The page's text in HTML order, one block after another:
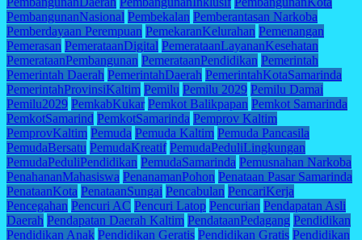
PembangunanNasional Pembekalan Pemberantasan Narkoba
Pemberdayaan Perempuan PemekaranKelurahan Pemenangan
Pemerasan PemerataanDigital PemerataanLayananKesehatan
PemerataanPembangunan PemerataanPendidikan Pemerintah
Pemerintah Daerah PemerintahDaerah PemerintahKotaSamarinda
PemerintahProvinsiKaltim Pemilu Pemilu 2029 Pemilu Damai
Pemilu2029 PemkabKukar Pemkot Balikpapan Pemkot Samarinda
PemkotSamarind PemkotSamarinda Pemprov Kaltim
PemprovKaltim Pemuda Pemuda Kaltim Pemuda Pancasila
PemudaBersatu PemudaKreatif PemudaPeduliLingkungan
PemudaPeduliPendidikan PemudaSamarinda Pemusnahan Narkoba
PenahananMahasiswa PenanamanPohon Penataan Pasar Samarinda
PenataanKota PenataanSungai Pencabulan PencariKerja
Pencegahan Pencuri AC Pencuri Latop Pencurian Pendapatan Asli
Daerah Pendapatan Daerah Kaltim PendataanPedagang Pendidikan
Pendidikan Anak Pendidikan Geratis Pendidikan Gratis Pendidikan